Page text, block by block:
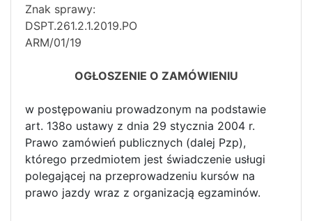
Znak sprawy:
ARM/01/19
OGŁOSZENIE O ZAMÓWIENIU
w postępowaniu prowadzonym na podstawie
art. 138o ustawy z dnia 29 stycznia 2004 r.
Prawo zamówień publicznych (dalej Pzp),
którego przedmiotem jest świadczenie usługi
polegającej na przeprowadzeniu kursów na
prawo jazdy wraz z organizacją egzaminów.